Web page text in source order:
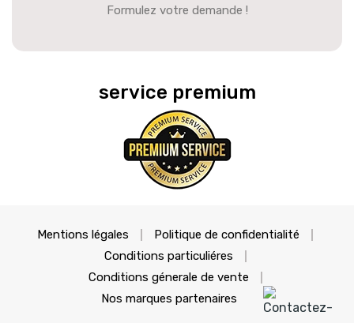
Formulez votre demande !
service premium
Mentions légales
Politique de confidentialité
Conditions particuliéres
Conditions génerale de vente
Nos marques partenaires